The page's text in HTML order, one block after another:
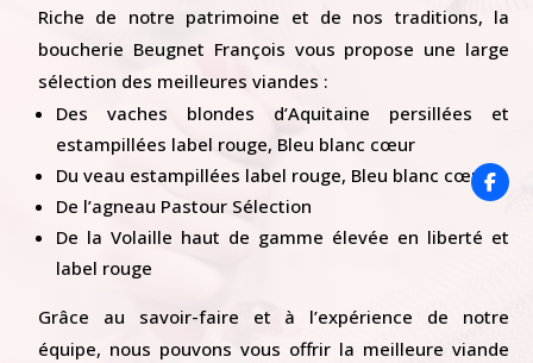
Riche de notre patrimoine et de nos traditions, la
boucherie Beugnet François vous propose une large
sélection des meilleures viandes :
Des vaches blondes d’Aquitaine persillées et
estampillées label rouge, Bleu blanc cœur
Du veau estampillées label rouge, Bleu blanc cœur
De l’agneau Pastour Sélection
De la Volaille haut de gamme élevée en liberté et
label rouge
Grâce au savoir-faire et à l’expérience de notre
équipe, nous pouvons vous offrir la meilleure viande